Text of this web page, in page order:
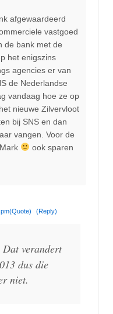
afgewaardeerd
vastgoed
de bank met de
het enigszins
agencies er van
de Nederlandse
vandaag hoe ze op
nieuwe Zilvervloot
bij SNS en dan
vangen. Voor de
ook sparen
(Quote) (Reply)
verandert
dus die
niet.